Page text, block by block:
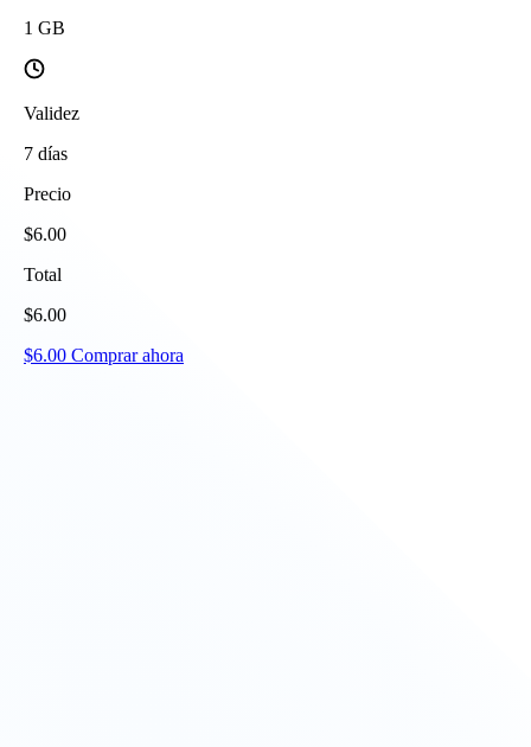
1 GB
Validez
7 días
Precio
$6.00
Total
$6.00
$6.00 Comprar ahora